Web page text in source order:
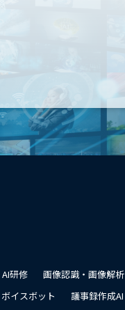
AI研修 画像認識・画像解析
ボイスボット
議事録作成AI